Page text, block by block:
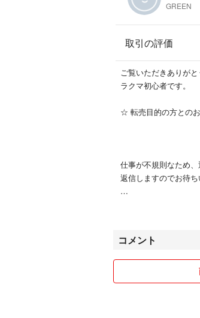
GREEN
取引の評価
ご覧いただきありがと
ラクマ初心者です。
☆ 転売目的の方との
仕事が不規則なため
返信しますのでお待ち
文字だけのやり取り
コメント